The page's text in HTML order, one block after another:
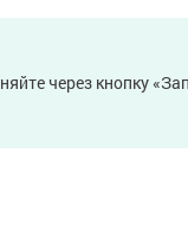
через кнопку